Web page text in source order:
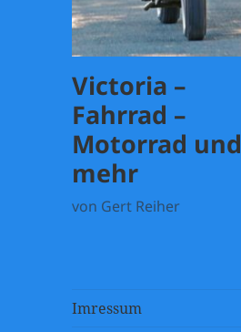
Victoria –
Fahrrad –
Motorrad und
mehr
von Gert Reiher
Imressum